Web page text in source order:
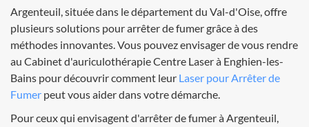
Argenteuil, située dans le département du Val-d'Oise, offre
plusieurs solutions pour arrêter de fumer grâce à des
méthodes innovantes. Vous pouvez envisager de vous rendre
au Cabinet d'auriculothérapie Centre Laser à Enghien-les-
Bains pour découvrir comment leur Laser pour Arrêter de
Fumer peut vous aider dans votre démarche.
Pour ceux qui envisagent d'arrêter de fumer à Argenteuil,